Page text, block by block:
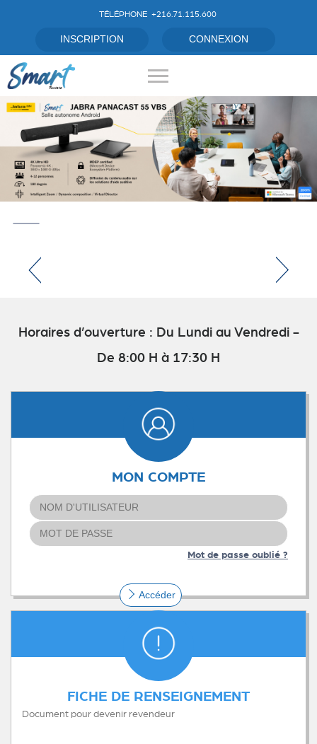
TÉLÉPHONE +216.71.115.600
Horaires d’ouverture : Du Lundi au Vendredi -
De 8:00 H à 17:30 H
MON COMPTE
Mot de passe oublié ?
Accéder
FICHE DE RENSEIGNEMENT
Document pour devenir revendeur